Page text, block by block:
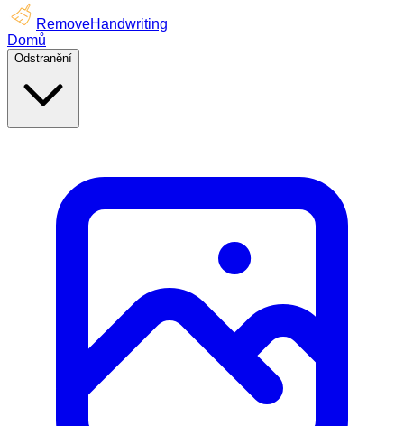
RemoveHandwriting
Domů
Odstranění